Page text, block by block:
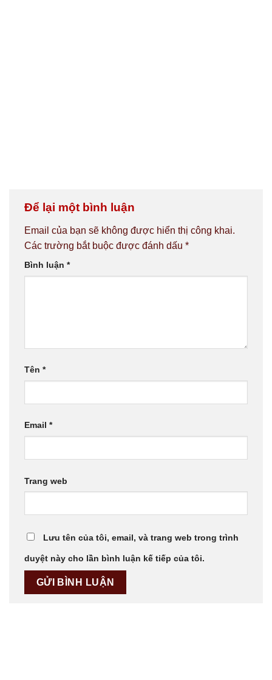
Để lại một bình luận
Email của bạn sẽ không được hiển thị công khai.
Các trường bắt buộc được đánh dấu *
Bình luận *
Tên *
Email *
Trang web
Lưu tên của tôi, email, và trang web trong trình
duyệt này cho lần bình luận kế tiếp của tôi.